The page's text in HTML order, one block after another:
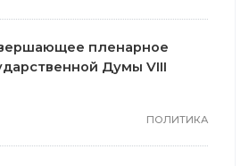
пленарное
Думы VIII
ПОЛИТИКА